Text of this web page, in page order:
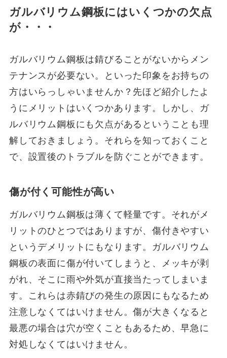
ガルバリウム鋼板にはいくつかの欠点
が・・・
ガルバリウム鋼板は錆びることがないからメン
テナンスが必要ない。といった印象をお持ちの
方はいらっしゃいませんか？先ほど紹介したよ
うにメリットはいくつかあります。しかし、ガ
ルバリウム鋼板にも欠点があるということも理
解しておきましょう。それらを知っておくこと
で、設置後のトラブルを防ぐことができます。
傷が付く可能性が高い
ガルバリウム鋼板は薄くて軽量です。それがメ
リットのひとつではありますが、傷付きやすい
というデメリットにもなります。ガルバリウム
鋼板の表面に傷が付いてしまうと、メッキが剥
がれ、そこに雨や外気が直接当たってしまいま
す。これらは赤錆びの発生の原因にもなるため
注意しなくてはいけません。傷が大きくなると
最悪の場合は穴が空くこともあるため、早急に
対処しなくてはいけません。